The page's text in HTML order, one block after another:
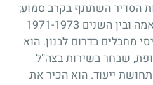
הסדיר השתתף בקרב סמוע;
ובין השנים 1971-1973
מחבלים בדרום לבנון. הוא
שבחר בשירות בצה"ל
ייעוד. הוא הכיר את